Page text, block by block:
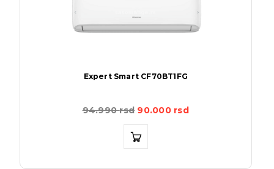
Expert Smart CF70BT1FG
94.990rsd 90.000 rsd